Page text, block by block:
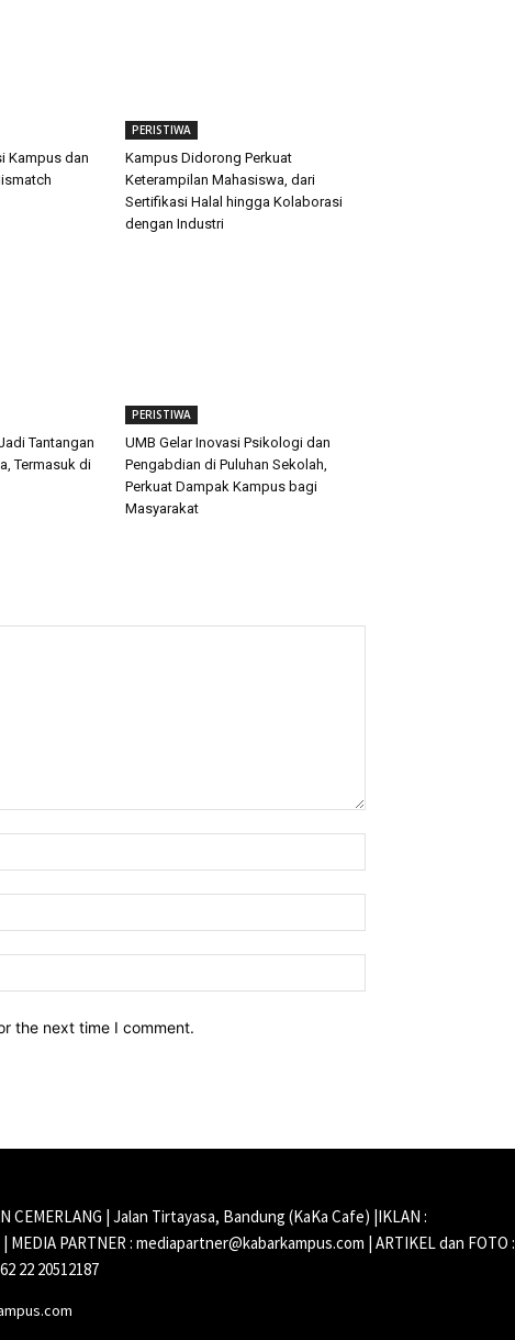
Kampus dan
PERISTIWA
Kampus Didorong Perkuat
Keterampilan Mahasiswa, dari
Sertifikasi Halal hingga Kolaborasi
dengan Industri
Tantangan
Termasuk di
PERISTIWA
UMB Gelar Inovasi Psikologi dan
Pengabdian di Puluhan Sekolah,
Perkuat Dampak Kampus bagi
Masyarakat
the next time I comment.
CEMERLANG | Jalan Tirtayasa, Bandung (KaKa Cafe) |IKLAN :
PARTNER : mediapartner@kabarkampus.com | ARTIKEL dan FOTO :
22 20512187